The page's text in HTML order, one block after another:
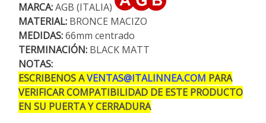
MARCA:AGB (ITALIA)
MATERIAL: BRONCE MACIZO
MEDIDAS:66mm centrado
TERMINACIÓN: BLACK MATT
NOTAS:
ESCRIBENOS AVENTAS@ITALINNEA.COM PARA
VERIFICAR COMPATIBILIDAD DE ESTE PRODUCTO
EN SU PUERTA Y CERRADURA